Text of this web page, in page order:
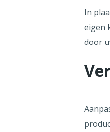
In
eigen
door